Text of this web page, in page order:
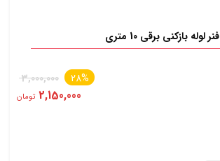
فنر لوله بازکنی برقی 10 متری
28%
3,000,000
2,150,000 تومان